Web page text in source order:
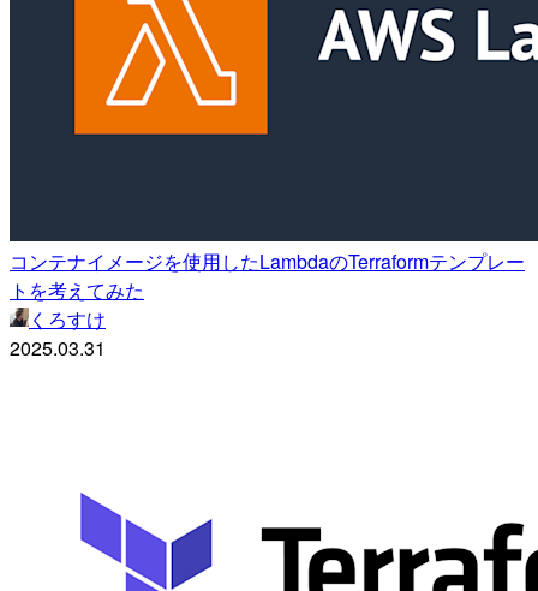
コンテナイメージを使用したLambdaのTerraformテンプレー
トを考えてみた
くろすけ
2025.03.31